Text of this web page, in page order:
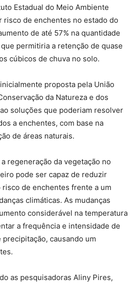
Estadual do Meio Ambiente
risco de enchentes no estado do
de até 57% na quantidade
permitiria a retenção de quase
cúbicos de chuva no solo.
proposta pela União
da Natureza e dos
soluções que poderiam resolver
a enchentes, com base na
de áreas naturais.
regeneração da vegetação no
pode ser capaz de reduzir
de enchentes frente a um
climáticas. As mudanças
considerável na temperatura
a frequência e intensidade de
causando um
as pesquisadoras Aliny Pires,